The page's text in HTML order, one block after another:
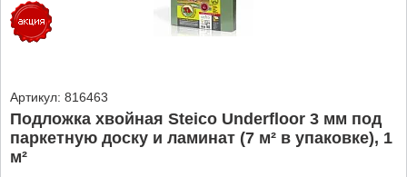
Артикул: 816463
Подложка хвойная Steico Underfloor 3 мм под
паркетную доску и ламинат (7 м² в упаковке), 1
м²